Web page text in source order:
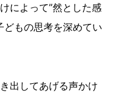
によって”然とした感
どもの思考を深めてい
出してあげる声かけ